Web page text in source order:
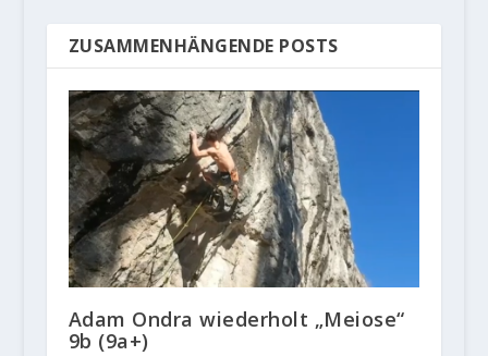
ZUSAMMENHÄNGENDE POSTS
Adam Ondra wiederholt „Meiose“
9b (9a+)